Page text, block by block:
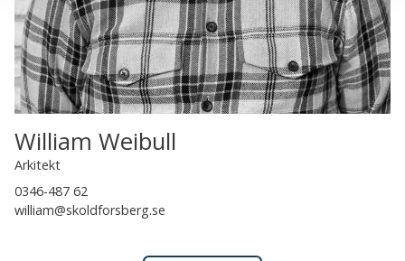
William Weibull
Arkitekt
0346-487 62
william@skoldforsberg.se